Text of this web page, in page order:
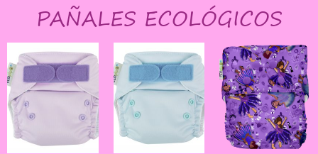
PAÑALES ECOLÓGICOS